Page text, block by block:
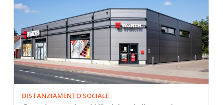
DISTANZIAMENTO SOCIALE